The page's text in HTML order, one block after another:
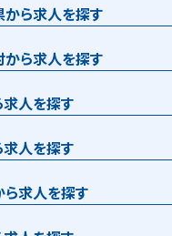
ら求人を探す
ら求人を探す
人を探す
人を探す
求人を探す